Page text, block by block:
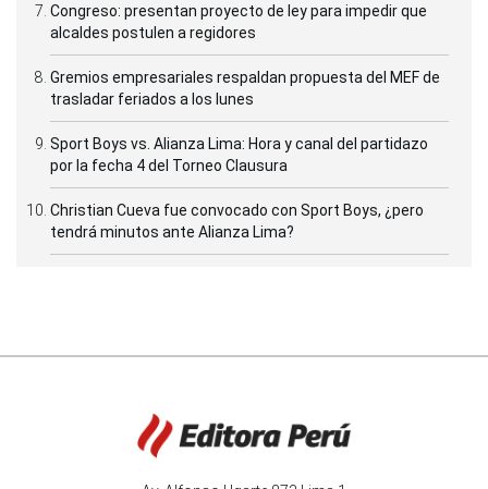
Congreso: presentan proyecto de ley para impedir que
alcaldes postulen a regidores
Gremios empresariales respaldan propuesta del MEF de
trasladar feriados a los lunes
Sport Boys vs. Alianza Lima: Hora y canal del partidazo
por la fecha 4 del Torneo Clausura
Christian Cueva fue convocado con Sport Boys, ¿pero
tendrá minutos ante Alianza Lima?